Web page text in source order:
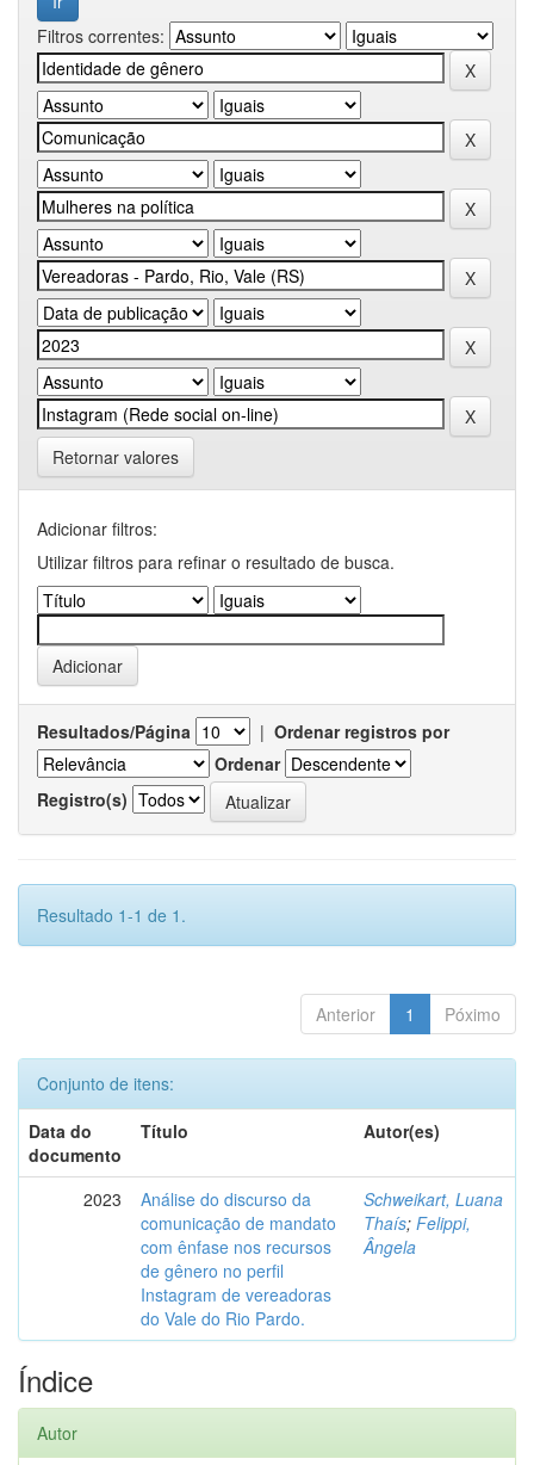
Filtros correntes:
Retornar valores
Adicionar filtros:
Utilizar filtros para refinar o resultado de busca.
Resultados/Página | Ordenar registros por
Ordenar
Registro(s)
Resultado 1-1 de 1.
Anterior 1 Póximo
Conjunto de itens:
Data do
documento
Título Autor(es)
2023
Análise do discurso da
comunicação de mandato
com ênfase nos recursos
de gênero no perfil
Instagram de vereadoras
do Vale do Rio Pardo.
Schweikart, Luana
Thaís; Felippi,
Ângela
Índice
Autor